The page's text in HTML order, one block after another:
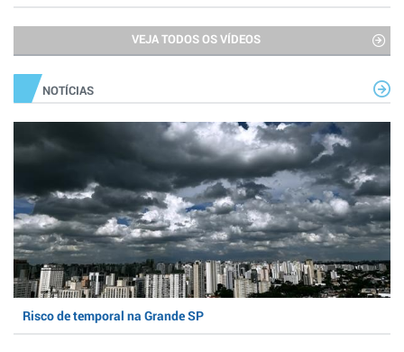
VEJA TODOS OS VÍDEOS
NOTÍCIAS
Risco de temporal na Grande SP